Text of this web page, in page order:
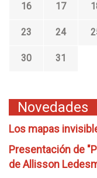
16 17
23 24
30
31
Novedades
Los mapas
Presentación de
de Allisson